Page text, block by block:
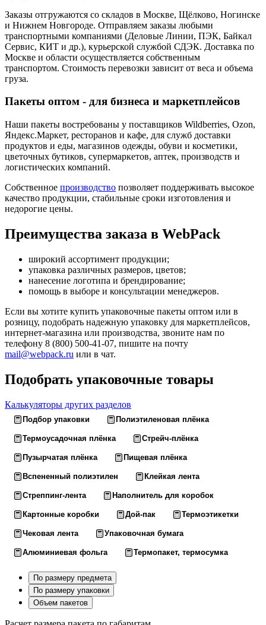
Заказы отгружаются со складов в Москве, Щёлково, Ногинске
и Нижнем Новгороде. Отправляем заказы любыми
транспортными компаниями (Деловые Линии, ПЭК, Байкал
Сервис, КИТ и др.), курьерской службой СДЭК. Доставка по
Москве и области осуществляется собственным
транспортом. Стоимость перевозки зависит от веса и объема
груза.
Пакеты оптом - для бизнеса и маркетплейсов
Наши пакеты востребованы у поставщиков Wildberries, Ozon,
Яндекс.Маркет, ресторанов и кафе, для служб доставки
продуктов и еды, магазинов одежды, обуви и косметики,
цветочных бутиков, супермаркетов, аптек, производств и
логистических компаний.
Собственное производство позволяет поддерживать высокое
качество продукции, стабильные сроки изготовления и
недорогие цены.
Преимущества заказа в WebPack
широкий ассортимент продукции;
упаковка различных размеров, цветов;
нанесение логотипа и брендирование;
помощь в выборе и консультации менеджеров.
Если вы хотите купить упаковочные пакеты оптом или в
розницу, подобрать надежную упаковку для маркетплейсов,
интернет-магазина или производства, звоните нам по
телефону 8 (800) 500-41-07, пишите на почту
mail@webpack.ru или в чат.
Подобрать упаковочные товары
Калькуляторы других разделов
Подбор упаковки Полиэтиленовая плёнка
Термоусадочная плёнка Стрейч-плёнка
Пузырчатая плёнка Пищевая плёнка
Вспененный полиэтилен Клейкая лента
Стреппинг-лента Наполнитель для коробок
Картонные коробки Дой-пак Термоэтикетки
Чековая лента Упаковочная бумага
Алюминиевая фольга Термопакет, термосумка
По размеру предмета
По размеру упаковки
Объем пакетов